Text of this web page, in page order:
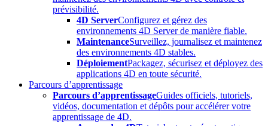
prévisibilité.
4D ServerConfigurez et gérez des
environnements 4D Server de manière fiable.
MaintenanceSurveillez, journalisez et maintenez
des environnements 4D stables.
DéploiementPackagez, sécurisez et déployez des
applications 4D en toute sécurité.
Parcours d’apprentissage
Parcours d’apprentissageGuides officiels, tutoriels,
vidéos, documentation et dépôts pour accélérer votre
apprentissage de 4D.